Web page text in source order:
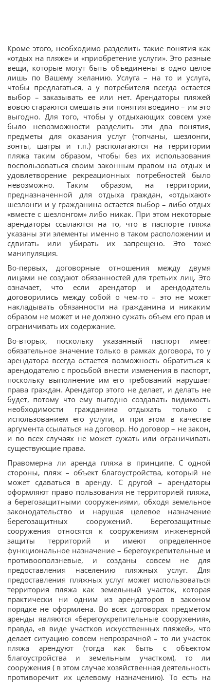
Кроме этого, необходимо разделить такие понятия как
«отдых на пляже» и «приобретение услуги». Это разные
вещи, которые могут быть объединены в одно целое
лишь по Вашему желанию. Услуга – на то и услуга,
чтобы предлагаться, а у потребителя всегда остается
выбор – заказывать ее или нет. Арендаторы пляжей
вовсю стараются смешать эти понятия воедино – им это
выгодно. Для того, чтобы у отдыхающих совсем уже
было невозможности разделить эти два понятия,
предметы для оказания услуг (топчаны, шезлонги,
зонты, шатры и т.п.) располагаются на территории
пляжа таким образом, чтобы без их использования
воспользоваться своим законным правом на отдых и
удовлетворение рекреационных потребностей было
невозможно. Таким образом, на территории,
предназначенной для отдыха граждан, «отдыхают»
шезлонги и у гражданина остается выбор – либо отдых
«вместе с шезлонгом» либо никак. При этом некоторые
арендаторы ссылаются на то, что в паспорте пляжа
указаны эти элементы именно в таком расположении и
сдвигать или убирать их запрещено. Это тоже
манипуляция.
Во-первых, договорные отношения между двумя
лицами не создают обязанностей для третьих лиц. Это
означает, что если арендатор и арендодатель
договорились между собой о чем-то – это не может
накладывать обязанности на гражданина и никаким
образом не может и не должно сужать объем его прав и
ограничивать их содержание.
Во-вторых, поскольку указанный паспорт имеет
обязательное значение только в рамках договора, то у
арендатора всегда остается возможность обратиться к
арендодателю с просьбой внести изменения в паспорт,
поскольку выполнение им его требований нарушает
права граждан. Арендатор этого не делает, и делать не
будет, потому что ему выгодно создавать видимость
необходимости гражданина отдыхать только с
использованием его услуги, и при этом в качестве
аргумента ссылаться на договор. Но договор – не закон,
и во всех случаях не может сужать или ограничивать
существующие права.
Правомерна ли аренда пляжа в принципе. С одной
стороны, пляж – объект благоустройства, который не
может сдаваться в аренду. С другой – арендаторы
оформляют право пользования не территорией пляжа,
а берегозащитными сооружениями, обходя земельное
законодательство и нарушая целевое назначение
берегозащитных сооружений. Берегозащитные
сооружения относятся к сооружениям инженерной
защиты территорий и имеют определенное
функциональное назначение – берегоукрепительные и
противооползневые, и созданы совсем не для
предоставления населению пляжных услуг. Для
предоставления пляжных услуг может использоваться
территория пляжа как земельный участок, которая
практически ни одним из арендаторов в законом
порядке не оформлена. Во всех договорах предметом
аренды являются «берегоукрепительные сооружения»,
правда, «в виде участков искусственных пляжей», что
делает ситуацию совсем непрозрачной – то ли участок
пляжа арендуют (тогда как быть с объектом
благоустройства и земельным участком), то ли
сооружения ( в этом случае хозяйственная деятельность
противоречит их целевому назначению). То есть на